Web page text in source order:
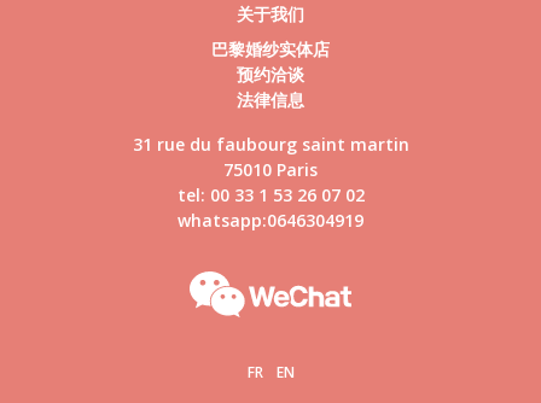
关于我们
巴黎婚纱实体店
预约洽谈
法律信息
31 rue du faubourg saint martin
75010 Paris
tel: 00 33 1 53 26 07 02
whatsapp:0646304919
FR EN